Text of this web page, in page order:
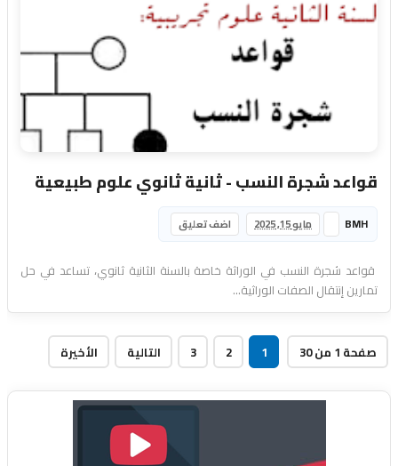
قواعد شجرة النسب - ثانية ثانوي علوم طبيعية
BMH مايو 15, 2025 اضف تعليق
قواعد شجرة النسب في الوراثة خاصة بالسنة الثانية ثانوي، تساعد في حل
تمارين إنتقال الصفات الوراثية...
صفحة 1 من 30 1
2
3 التالية الأخيرة